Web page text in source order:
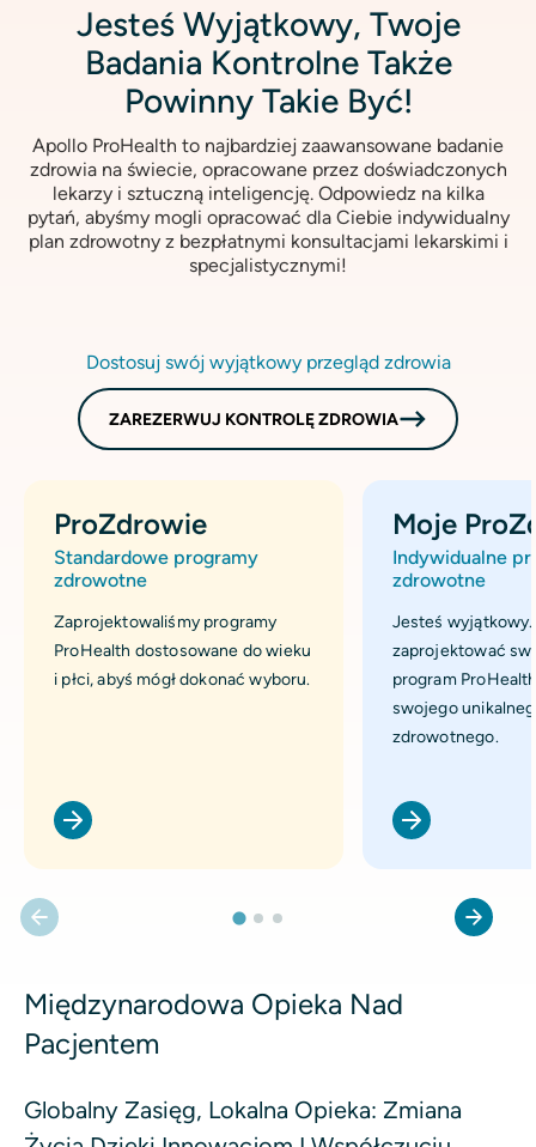
Jesteś Wyjątkowy, Twoje
Badania Kontrolne Także
Powinny Takie Być!
Apollo ProHealth to najbardziej zaawansowane badanie
zdrowia na świecie, opracowane przez doświadczonych
lekarzy i sztuczną inteligencję. Odpowiedz na kilka
pytań, abyśmy mogli opracować dla Ciebie indywidualny
plan zdrowotny z bezpłatnymi konsultacjami lekarskimi i
specjalistycznymi!
Dostosuj swój wyjątkowy przegląd zdrowia
ZAREZERWUJ KONTROLĘ ZDROWIA
ProZdrowie
Standardowe programy
zdrowotne
Zaprojektowaliśmy programy
ProHealth dostosowane do wieku
i płci, abyś mógł dokonać wyboru.
Moje
Indywidualne
zdrowotne
Jesteś
zaprojektować
program
swojego
zdrowotnego.
Międzynarodowa Opieka Nad
Pacjentem
Globalny Zasięg, Lokalna Opieka: Zmiana